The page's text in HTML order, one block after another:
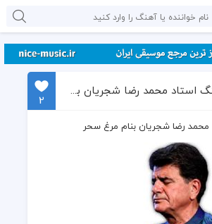
دانلود آهنگ استاد محمد رضا شجریان بنام مرغ سحر
2
محمد رضا شجریان بنام مرغ سحر